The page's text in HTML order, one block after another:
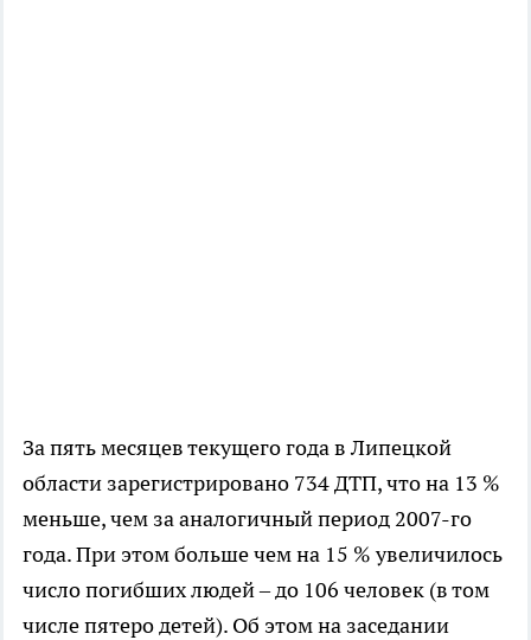
За пять месяцев текущего года в Липецкой
области зарегистрировано 734 ДТП, что на 13 %
меньше, чем за аналогичный период 2007-го
года. При этом больше чем на 15 % увеличилось
число погибших людей – до 106 человек (в том
числе пятеро детей). Об этом на заседании